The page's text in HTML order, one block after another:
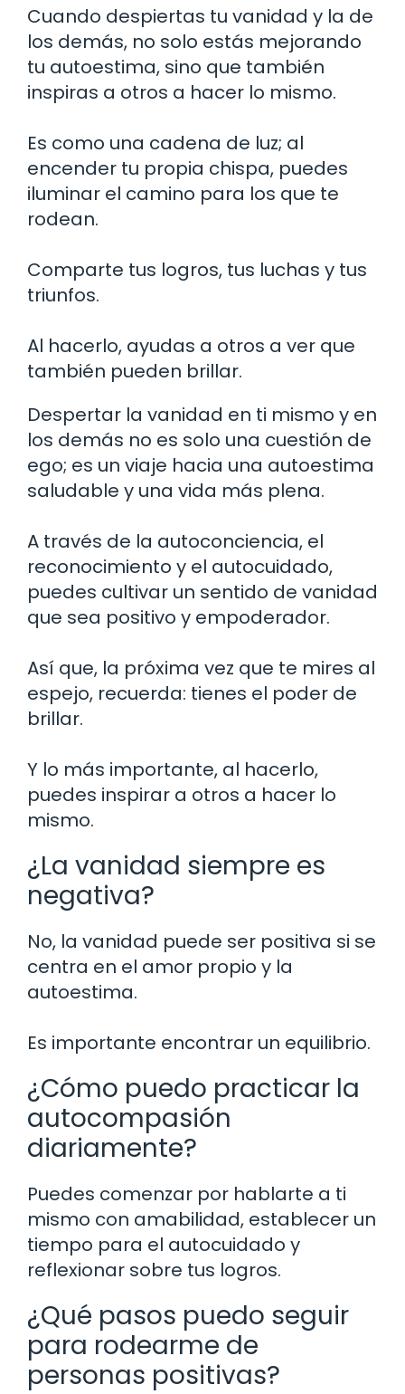
Cuando despiertas tu vanidad y la de
los demás, no solo estás mejorando
tu autoestima, sino que también
inspiras a otros a hacer lo mismo.
Es como una cadena de luz; al
encender tu propia chispa, puedes
iluminar el camino para los que te
rodean.
Comparte tus logros, tus luchas y tus
triunfos.
Al hacerlo, ayudas a otros a ver que
también pueden brillar.
Despertar la vanidad en ti mismo y en
los demás no es solo una cuestión de
ego; es un viaje hacia una autoestima
saludable y una vida más plena.
A través de la autoconciencia, el
reconocimiento y el autocuidado,
puedes cultivar un sentido de vanidad
que sea positivo y empoderador.
Así que, la próxima vez que te mires al
espejo, recuerda: tienes el poder de
brillar.
Y lo más importante, al hacerlo,
puedes inspirar a otros a hacer lo
mismo.
¿La vanidad siempre es
negativa?
No, la vanidad puede ser positiva si se
centra en el amor propio y la
autoestima.
Es importante encontrar un equilibrio.
¿Cómo puedo practicar la
autocompasión
diariamente?
Puedes comenzar por hablarte a ti
mismo con amabilidad, establecer un
tiempo para el autocuidado y
reflexionar sobre tus logros.
¿Qué pasos puedo seguir
para rodearme de
personas positivas?